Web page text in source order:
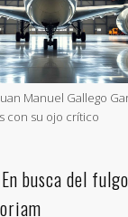
Manuel Gallego
con su ojo crítico
busca del